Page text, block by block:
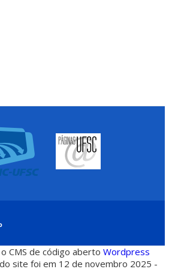
CMS de código abertoWordpress
site foi em 12 de novembro 2025 -